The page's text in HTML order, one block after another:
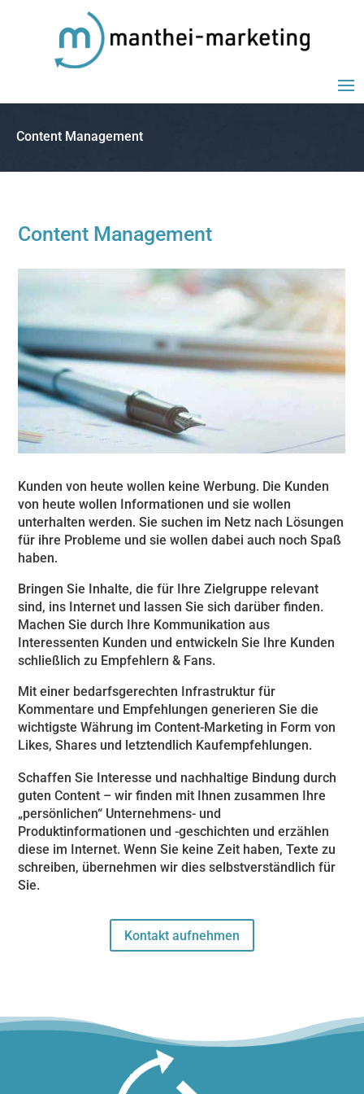
Content Management
Content Management
Kunden von heute wollen keine Werbung. Die Kunden
von heute wollen Informationen und sie wollen
unterhalten werden. Sie suchen im Netz nach Lösungen
für ihre Probleme und sie wollen dabei auch noch Spaß
haben.
Bringen Sie Inhalte, die für Ihre Zielgruppe relevant
sind, ins Internet und lassen Sie sich darüber finden.
Machen Sie durch Ihre Kommunikation aus
Interessenten Kunden und entwickeln Sie Ihre Kunden
schließlich zu Empfehlern & Fans.
Mit einer bedarfsgerechten Infrastruktur für
Kommentare und Empfehlungen generieren Sie die
wichtigste Währung im Content-Marketing in Form von
Likes, Shares und letztendlich Kaufempfehlungen.
Schaffen Sie Interesse und nachhaltige Bindung durch
guten Content – wir finden mit Ihnen zusammen Ihre
„persönlichen“ Unternehmens- und
Produktinformationen und -geschichten und erzählen
diese im Internet. Wenn Sie keine Zeit haben, Texte zu
schreiben, übernehmen wir dies selbstverständlich für
Sie.
Kontakt aufnehmen